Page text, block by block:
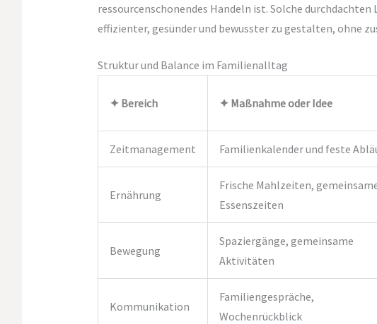
ressourcenschonendes Handeln ist. Solche
effizienter, gesünder und bewusster zu gestalten, ohne
Struktur und Balance im Familienalltag
✦ Bereich ✦ Maßnahme oder Idee
Zeitmanagement Familienkalender und feste
Ernährung
Frische Mahlzeiten,
Essenszeiten
Bewegung
Spaziergänge, gemeinsame
Aktivitäten
Kommunikation
Familiengespräche,
Wochenrückblick